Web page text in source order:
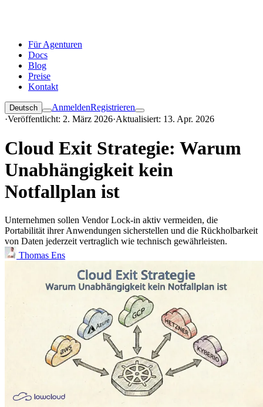
Für Agenturen
Docs
Blog
Preise
Kontakt
Deutsch AnmeldenRegistrieren
·Veröffentlicht: 2. März 2026·Aktualisiert: 13. Apr. 2026
Cloud Exit Strategie: Warum
Unabhängigkeit kein
Notfallplan ist
Unternehmen sollen Vendor Lock-in aktiv vermeiden, die
Portabilität ihrer Anwendungen sicherstellen und die Rückholbarkeit
von Daten jederzeit vertraglich wie technisch gewährleisten.
Thomas Ens